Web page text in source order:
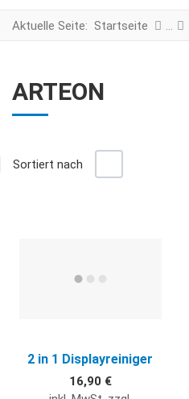
Aktuelle Seite: Startseite
ARTEON
Sortiert nach
2 in 1 Displayreiniger
16,90 €